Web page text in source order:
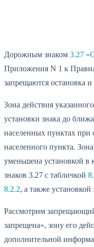
Дорожным знаком 3.27
Приложения N 1 к
запрещаются остановка
Зона действия
установки знака до
населенных пунктах при
населенного пункта.
уменьшена установкой в
знаков 3.27 с табличкой
8.2.2, а также установкой
Рассмотрим
запрещена», зону его
дополнительной